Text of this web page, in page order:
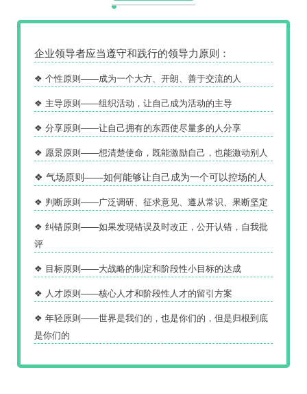
企业领导者应当遵守和践行的领导力原则：
❖ 个性原则——成为一个大方、开朗、善于交流的人
❖ 主导原则——组织活动，让自己成为活动的主导
❖ 分享原则——让自己拥有的东西使尽量多的人分享
❖ 愿景原则——想清楚使命，既能激励自己，也能激动别人
❖ 气场原则——如何能够让自己成为一个可以控场的人
❖ 判断原则——广泛调研、征求意见、遵从常识、果断坚定
❖ 纠错原则——如果发现错误及时改正，公开认错，自我批
评
❖ 目标原则——大战略的制定和阶段性小目标的达成
❖ 人才原则——核心人才和阶段性人才的留引方案
❖ 年轻原则——世界是我们的，也是你们的，但是归根到底
是你们的